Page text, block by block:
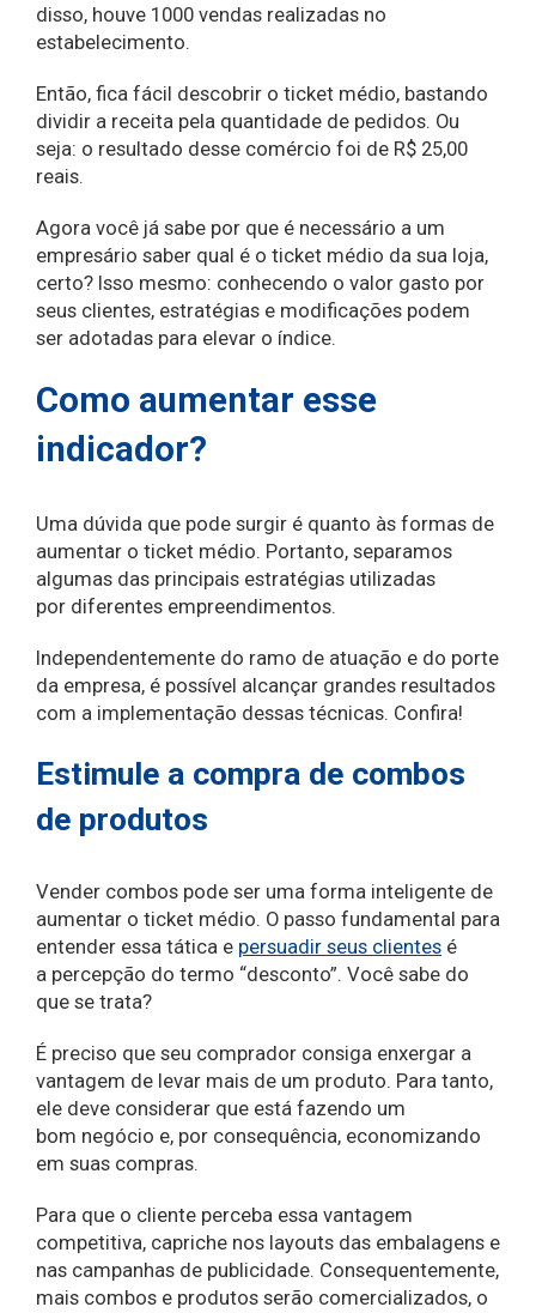
disso, houve 1000 vendas realizadas no
estabelecimento.
Então, fica fácil descobrir o ticket médio, bastando
dividir a receita pela quantidade de pedidos. Ou
seja: o resultado desse comércio foi de R$ 25,00
reais.
Agora você já sabe por que é necessário a um
empresário saber qual é o ticket médio da sua loja,
certo? Isso mesmo: conhecendo o valor gasto por
seus clientes, estratégias e modificações podem
ser adotadas para elevar o índice.
Como aumentar esse
indicador?
Uma dúvida que pode surgir é quanto às formas de
aumentar o ticket médio. Portanto, separamos
algumas das principais estratégias utilizadas
por diferentes empreendimentos.
Independentemente do ramo de atuação e do porte
da empresa, é possível alcançar grandes resultados
com a implementação dessas técnicas. Confira!
Estimule a compra de combos
de produtos
Vender combos pode ser uma forma inteligente de
aumentar o ticket médio. O passo fundamental para
entender essa tática e persuadir seus clientes é
a percepção do termo “desconto”. Você sabe do
que se trata?
É preciso que seu comprador consiga enxergar a
vantagem de levar mais de um produto. Para tanto,
ele deve considerar que está fazendo um
bom negócio e, por consequência, economizando
em suas compras.
Para que o cliente perceba essa vantagem
competitiva, capriche nos layouts das embalagens e
nas campanhas de publicidade. Consequentemente,
mais combos e produtos serão comercializados, o